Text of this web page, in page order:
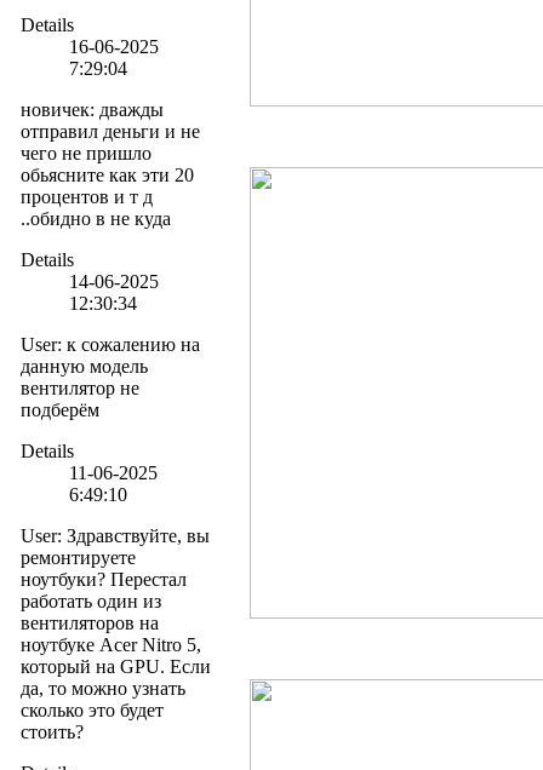
Details
16-06-2025
7:29:04
новичек: дважды
отправил деньги и не
чего не пришло
обьясните как эти 20
процентов и т д
..обидно в не куда
Details
14-06-2025
12:30:34
User: к сожалению на
данную модель
вентилятор не
подберём
Details
11-06-2025
6:49:10
User: Здравствуйте, вы
ремонтируете
ноутбуки? Перестал
работать один из
вентиляторов на
ноутбуке Acer Nitro 5,
который на GPU. Если
да, то можно узнать
сколько это будет
стоить?